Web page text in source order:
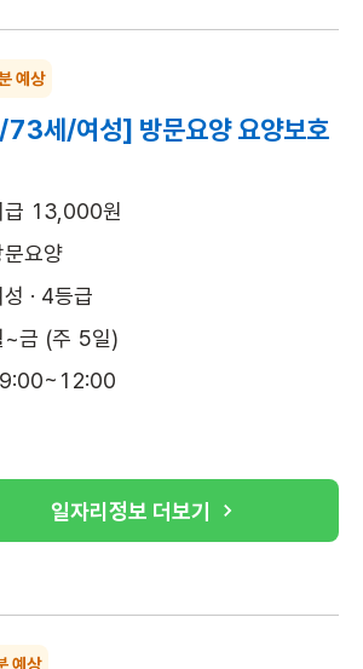
예상
세/여성] 방문요양 요양보호
급 13,000원
문요양
성 · 4등급
~금 (주 5일)
일자리정보 더보기
예상